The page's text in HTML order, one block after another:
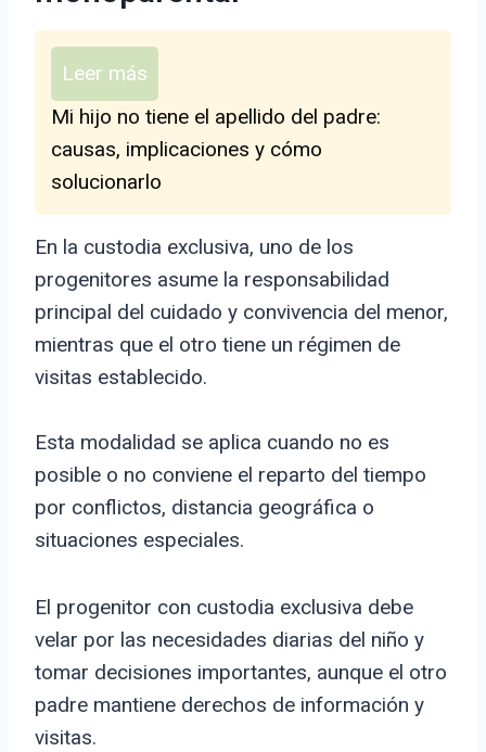
Leer más
Mi hijo no tiene el apellido del padre:
causas, implicaciones y cómo
solucionarlo
En la custodia exclusiva, uno de los
progenitores asume la responsabilidad
principal del cuidado y convivencia del menor,
mientras que el otro tiene un régimen de
visitas establecido.
Esta modalidad se aplica cuando no es
posible o no conviene el reparto del tiempo
por conflictos, distancia geográfica o
situaciones especiales.
El progenitor con custodia exclusiva debe
velar por las necesidades diarias del niño y
tomar decisiones importantes, aunque el otro
padre mantiene derechos de información y
visitas.